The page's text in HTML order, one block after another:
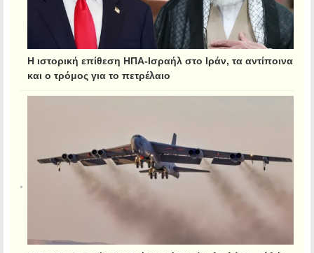
Η ιστορική επίθεση ΗΠΑ-Ισραήλ στο Ιράν, τα αντίποινα
και ο τρόμος για το πετρέλαιο